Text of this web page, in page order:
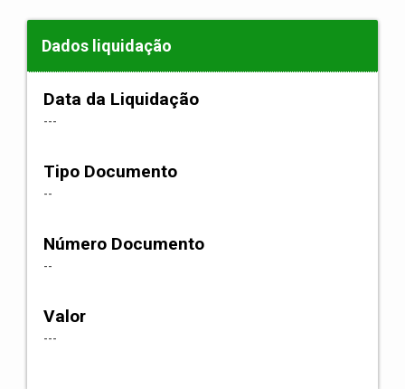
Dados liquidação
Data da Liquidação
---
Tipo Documento
--
Número Documento
--
Valor
---